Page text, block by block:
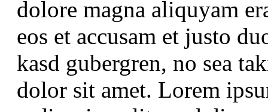
dolore magna aliquyam
eos et accusam et justo
kasd gubergren, no sea
dolor sit amet. Lorem